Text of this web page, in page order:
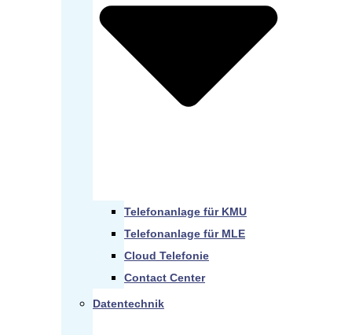
Telefonanlage für KMU
Telefonanlage für MLE
Cloud Telefonie
Contact Center
Datentechnik